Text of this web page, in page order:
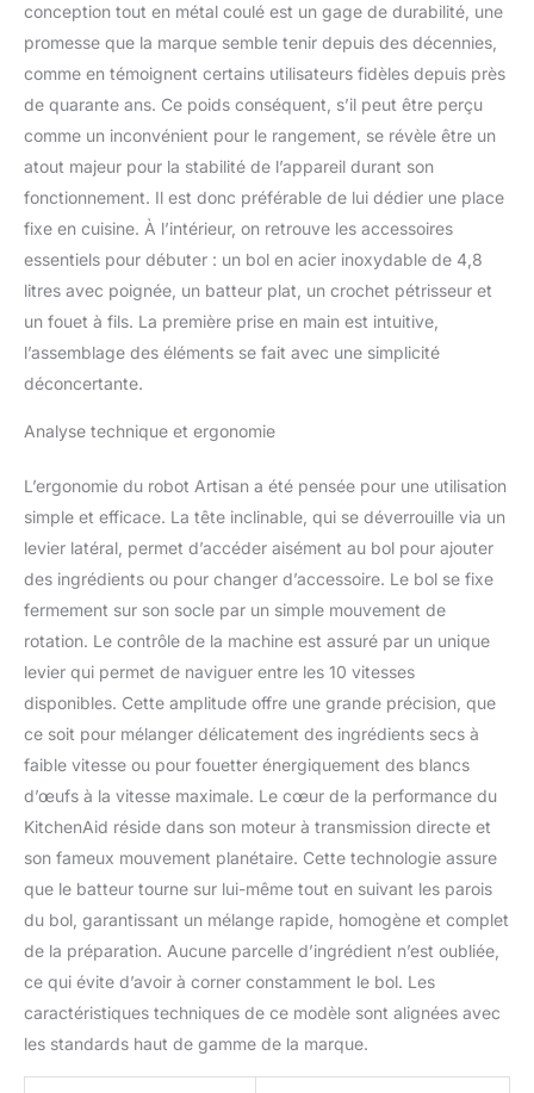
pétrissage rapide et
efficace. Avec
entraînement direct
Corps en métal intégral,
robuste et durable Un
moyeu de fixation pour
de nombreux
Large choix
d'accessoires optionnels
disponibles (vendu
séparément). Polyvalente
conception tout en métal coulé est un gage de durabilité, une
promesse que la marque semble tenir depuis des décennies,
comme en témoignent certains utilisateurs fidèles depuis près
de quarante ans. Ce poids conséquent, s’il peut être perçu
comme un inconvénient pour le rangement, se révèle être un
atout majeur pour la stabilité de l’appareil durant son
fonctionnement. Il est donc préférable de lui dédier une place
fixe en cuisine. À l’intérieur, on retrouve les accessoires
essentiels pour débuter : un bol en acier inoxydable de 4,8
litres avec poignée, un batteur plat, un crochet pétrisseur et
un fouet à fils. La première prise en main est intuitive,
l’assemblage des éléments se fait avec une simplicité
déconcertante.
Analyse technique et ergonomie
L’ergonomie du robot Artisan a été pensée pour une utilisation
simple et efficace. La tête inclinable, qui se déverrouille via un
levier latéral, permet d’accéder aisément au bol pour ajouter
des ingrédients ou pour changer d’accessoire. Le bol se fixe
fermement sur son socle par un simple mouvement de
rotation. Le contrôle de la machine est assuré par un unique
levier qui permet de naviguer entre les 10 vitesses
disponibles. Cette amplitude offre une grande précision, que
ce soit pour mélanger délicatement des ingrédients secs à
faible vitesse ou pour fouetter énergiquement des blancs
d’œufs à la vitesse maximale. Le cœur de la performance du
KitchenAid réside dans son moteur à transmission directe et
son fameux mouvement planétaire. Cette technologie assure
que le batteur tourne sur lui-même tout en suivant les parois
du bol, garantissant un mélange rapide, homogène et complet
de la préparation. Aucune parcelle d’ingrédient n’est oubliée,
ce qui évite d’avoir à corner constamment le bol. Les
caractéristiques techniques de ce modèle sont alignées avec
les standards haut de gamme de la marque.